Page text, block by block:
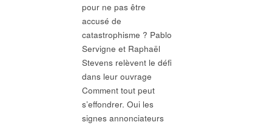
pour ne pas être
accusé de
catastrophisme ? Pablo
Servigne et Raphaël
Stevens relèvent le défi
dans leur ouvrage
Comment tout peut
s’effondrer. Oui les
signes annonciateurs